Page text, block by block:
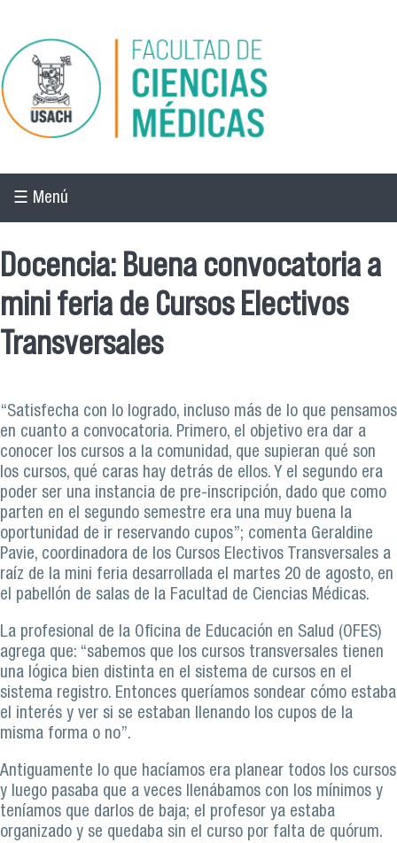
Pasar al contenido principal
☰ Menú
Docencia: Buena convocatoria a
mini feria de Cursos Electivos
Transversales
“Satisfecha con lo logrado, incluso más de lo que pensamos
en cuanto a convocatoria. Primero, el objetivo era dar a
conocer los cursos a la comunidad, que supieran qué son
los cursos, qué caras hay detrás de ellos. Y el segundo era
poder ser una instancia de pre-inscripción, dado que como
parten en el segundo semestre era una muy buena la
oportunidad de ir reservando cupos”; comenta Geraldine
Pavie, coordinadora de los Cursos Electivos Transversales a
raíz de la mini feria desarrollada el martes 20 de agosto, en
el pabellón de salas de la Facultad de Ciencias Médicas.
La profesional de la Oficina de Educación en Salud (OFES)
agrega que: “sabemos que los cursos transversales tienen
una lógica bien distinta en el sistema de cursos en el
sistema registro. Entonces queríamos sondear cómo estaba
el interés y ver si se estaban llenando los cupos de la
misma forma o no”.
Antiguamente lo que hacíamos era planear todos los cursos
y luego pasaba que a veces llenábamos con los mínimos y
teníamos que darlos de baja; el profesor ya estaba
organizado y se quedaba sin el curso por falta de quórum.